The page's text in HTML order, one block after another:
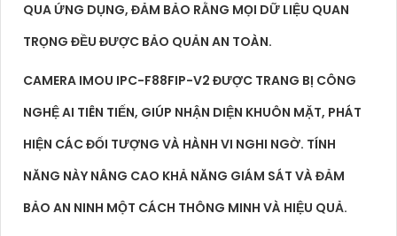
QUA ỨNG DỤNG, ĐẢM BẢO RẰNG MỌI DỮ LIỆU QUAN
TRỌNG ĐỀU ĐƯỢC BẢO QUẢN AN TOÀN.
CAMERA IMOU IPC-F88FIP-V2 ĐƯỢC TRANG BỊ CÔNG
NGHỆ AI TIÊN TIẾN, GIÚP NHẬN DIỆN KHUÔN MẶT, PHÁT
HIỆN CÁC ĐỐI TƯỢNG VÀ HÀNH VI NGHI NGỜ. TÍNH
NĂNG NÀY NÂNG CAO KHẢ NĂNG GIÁM SÁT VÀ ĐẢM
BẢO AN NINH MỘT CÁCH THÔNG MINH VÀ HIỆU QUẢ.